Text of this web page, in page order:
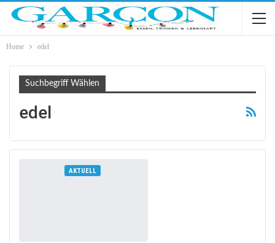
Home edel
Suchbegriff Wählen
edel
AKTUELL